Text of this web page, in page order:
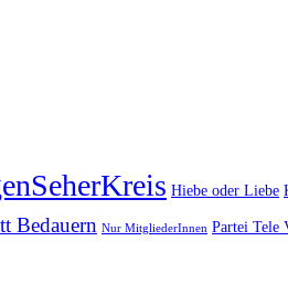
Hiebe oder Liebe
Bedauern Nur MitgliederInnen Partei Tele